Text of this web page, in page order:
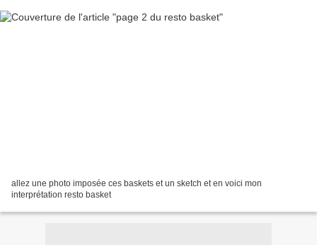
allez une photo imposée ces baskets et un sketch et en voici mon
interprétation resto basket